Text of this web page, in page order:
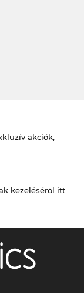
akciók,
kezeléséről itt